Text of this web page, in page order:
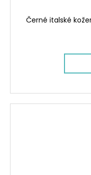
Černé italské